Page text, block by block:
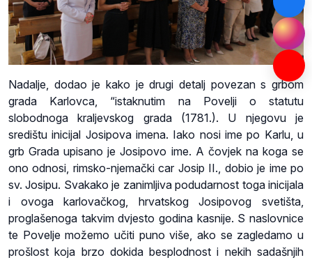
Nadalje, dodao je kako je drugi detalj povezan s grbom
grada Karlovca, “istaknutim na Povelji o statutu
slobodnoga kraljevskog grada (1781.). U njegovu je
središtu inicijal Josipova imena. Iako nosi ime po Karlu, u
grb Grada upisano je Josipovo ime. A čovjek na koga se
ono odnosi, rimsko-njemački car Josip II., dobio je ime po
sv. Josipu. Svakako je zanimljiva podudarnost toga inicijala
i ovoga karlovačkog, hrvatskog Josipovog svetišta,
proglašenoga takvim dvjesto godina kasnije. S naslovnice
te Povelje možemo učiti puno više, ako se zagledamo u
prošlost koja brzo dokida besplodnost i nekih sadašnjih